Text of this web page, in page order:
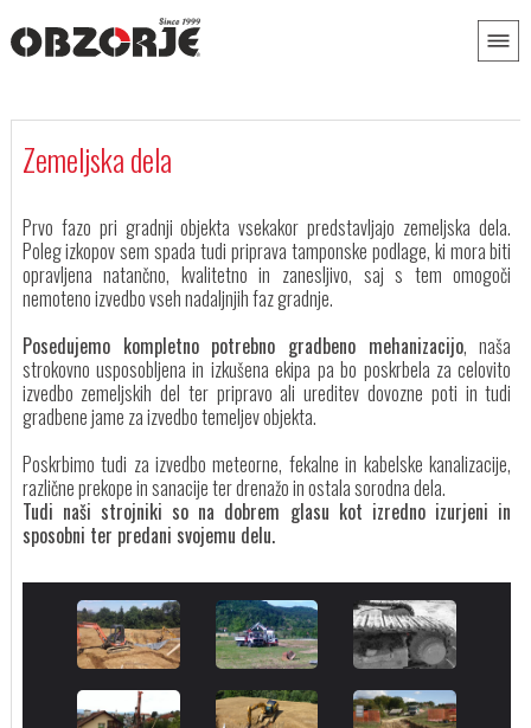
Zemeljska dela
Prvo fazo pri gradnji objekta vsekakor predstavljajo zemeljska dela.
Poleg izkopov sem spada tudi priprava tamponske podlage, ki mora biti
opravljena natančno, kvalitetno in zanesljivo, saj s tem omogoči
nemoteno izvedbo vseh nadaljnjih faz gradnje.
Posedujemo kompletno potrebno gradbeno mehanizacijo, naša
strokovno usposobljena in izkušena ekipa pa bo poskrbela za celovito
izvedbo zemeljskih del ter pripravo ali ureditev dovozne poti in tudi
gradbene jame za izvedbo temeljev objekta.
Poskrbimo tudi za izvedbo meteorne, fekalne in kabelske kanalizacije,
različne prekope in sanacije ter drenažo in ostala sorodna dela.
Tudi naši strojniki so na dobrem glasu kot izredno izurjeni in
sposobni ter predani svojemu delu.